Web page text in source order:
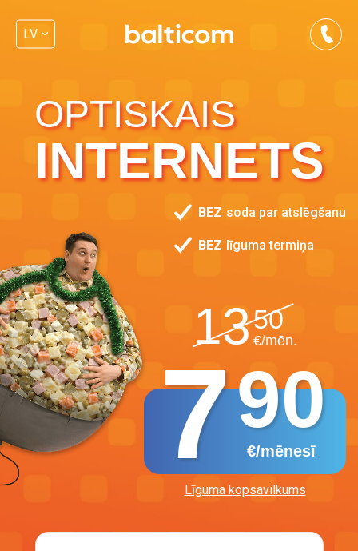
LV
OPTISKAIS
INTERNETS
BEZ soda par atslēgšanu
BEZ līguma termiņa
790
€/mēnesī
1350
€/mēn.
Līguma kopsavilkums